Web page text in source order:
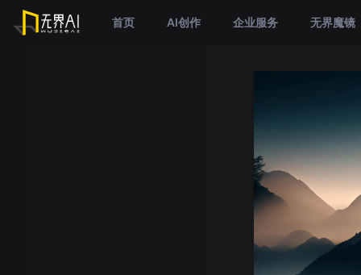
首页 AI创作 企业服务 无界魔镜